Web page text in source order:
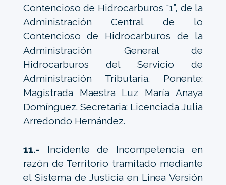
Contencioso de Hidrocarburos “1”, de la
Administración Central de lo
Contencioso de Hidrocarburos de la
Administración General de
Hidrocarburos del Servicio de
Administración Tributaria. Ponente:
Magistrada Maestra Luz María Anaya
Domínguez. Secretaria: Licenciada Julia
Arredondo Hernández.
11.- Incidente de Incompetencia en
razón de Territorio tramitado mediante
el Sistema de Justicia en Línea Versión